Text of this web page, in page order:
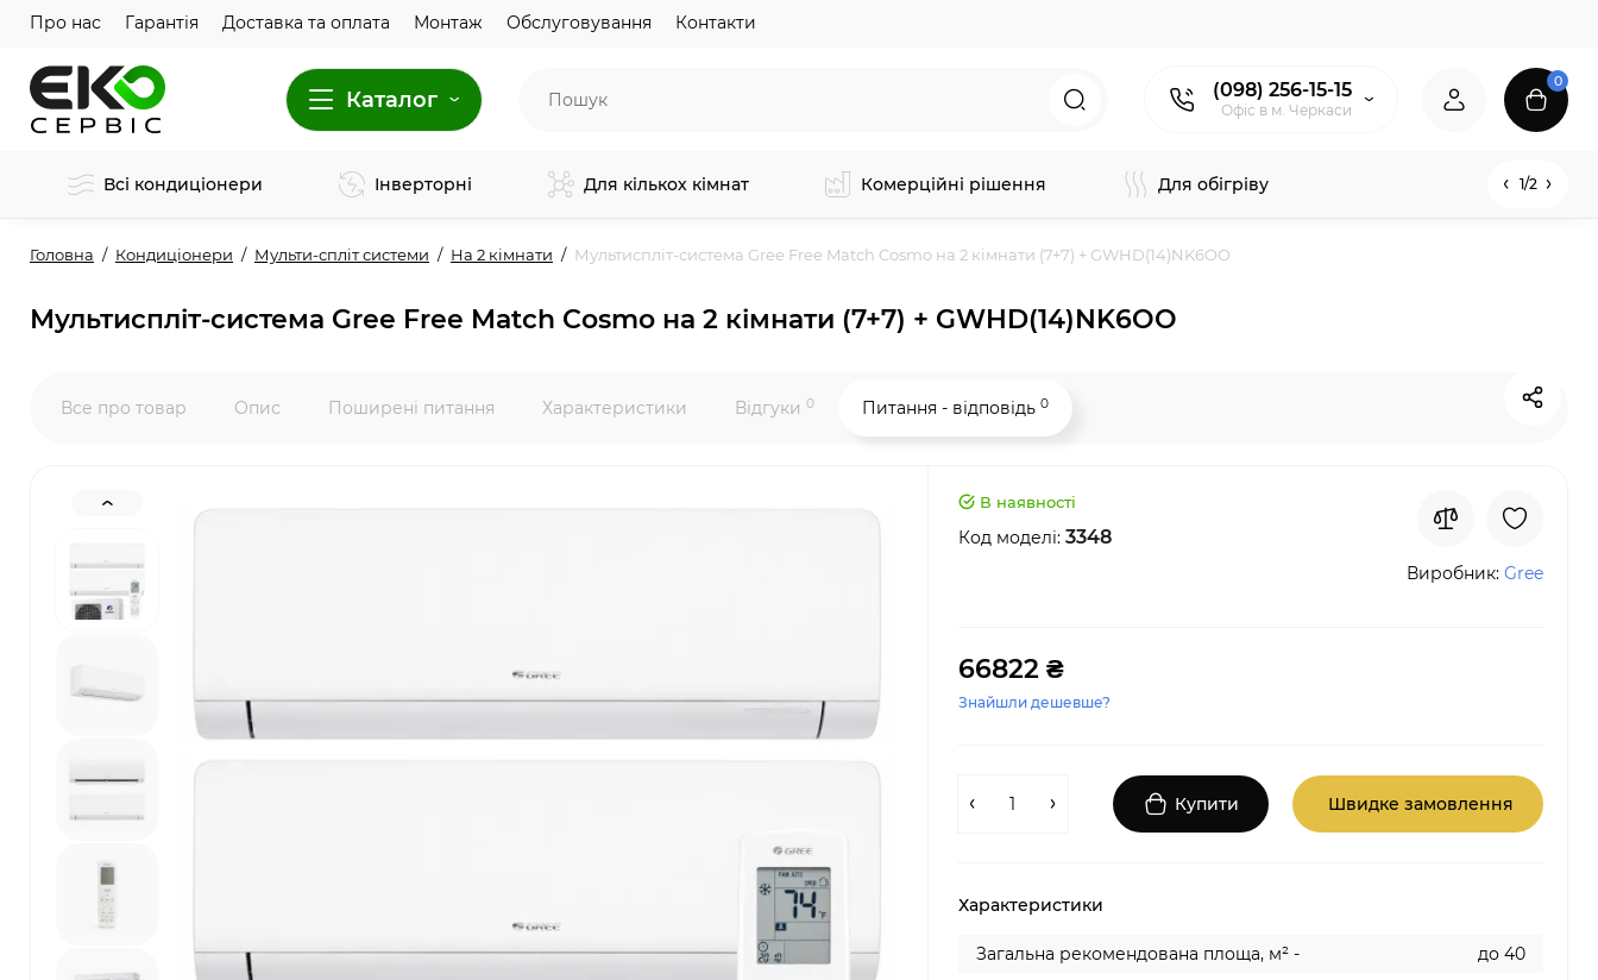
Про нас Гарантія Доставка та оплата Монтаж Обслуговування Контакти
Каталог (098) 256-15-15
Офіс в м. Черкаси
0
Всі кондиціонери Інверторні Для кількох кімнат Комерційні рішення Для обігріву 1/2
Головна Кондиціонери Мульти-спліт системи На 2 кімнати Мультиспліт-система Gree Free Match Cosmo на 2 кімнати (7+7) + GWHD(14)NK6OO
Мультиспліт-система Gree Free Match Cosmo на 2 кімнати (7+7) + GWHD(14)NK6OO
Все про товар Опис Поширені питання Характеристики Відгуки 0 Питання - відповідь 0
В наявності
Код моделі: 3348
Виробник: Gree
66822 ₴
Знайшли дешевше?
Купити Швидке замовлення
Характеристики
Загальна рекомендована площа, м² -
до 40